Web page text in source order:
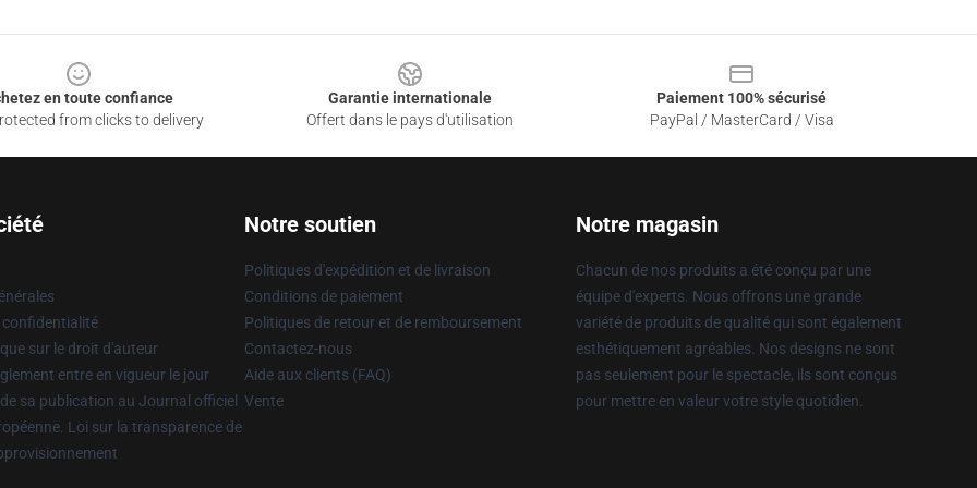
en toute confiance
from clicks to delivery
Garantie internationale
Offert dans le pays d'utilisation
Paiement 100% sécurisé
PayPal / MasterCard / Visa
confidentialité
sur le droit d'auteur
entre en vigueur le jour
sa publication au Journal officiel
Loi sur la transparence de
Notre soutien
Politiques d'expédition et de livraison
Conditions de paiement
Politiques de retour et de remboursement
Contactez-nous
Aide aux clients (FAQ)
Vente
Notre magasin
Chacun de nos produits a été conçu par une
équipe d'experts. Nous offrons une grande
variété de produits de qualité qui sont également
esthétiquement agréables. Nos designs ne sont
pas seulement pour le spectacle, ils sont conçus
pour mettre en valeur votre style quotidien.